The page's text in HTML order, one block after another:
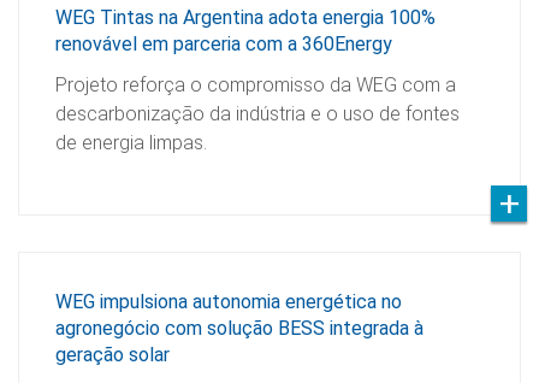
WEG Tintas na Argentina adota energia 100%
renovável em parceria com a 360Energy
Projeto reforça o compromisso da WEG com a
descarbonização da indústria e o uso de fontes
de energia limpas.
WEG impulsiona autonomia energética no
agronegócio com solução BESS integrada à
geração solar